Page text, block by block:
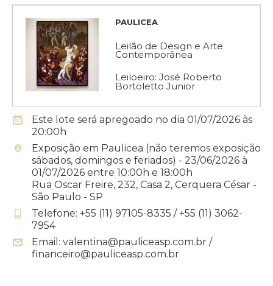
PAULICEA
Leilão de Design e Arte
Contemporânea
Leiloeiro: José Roberto
Bortoletto Junior
Este lote será apregoado no dia 01/07/2026 às
20:00h
Exposição em Paulicea (não teremos exposição
sábados, domingos e feriados) - 23/06/2026 à
01/07/2026 entre 10:00h e 18:00h
Rua Oscar Freire, 232, Casa 2, Cerquera César -
São Paulo - SP
Telefone: +55 (11) 97105-8335 / +55 (11) 3062-
7954
Email: valentina@pauliceasp.com.br /
financeiro@pauliceasp.com.br